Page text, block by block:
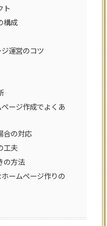
ト
構成
運営のコツ
ージ作成でよくあ
合の対応
工夫
の方法
ームページ作りの